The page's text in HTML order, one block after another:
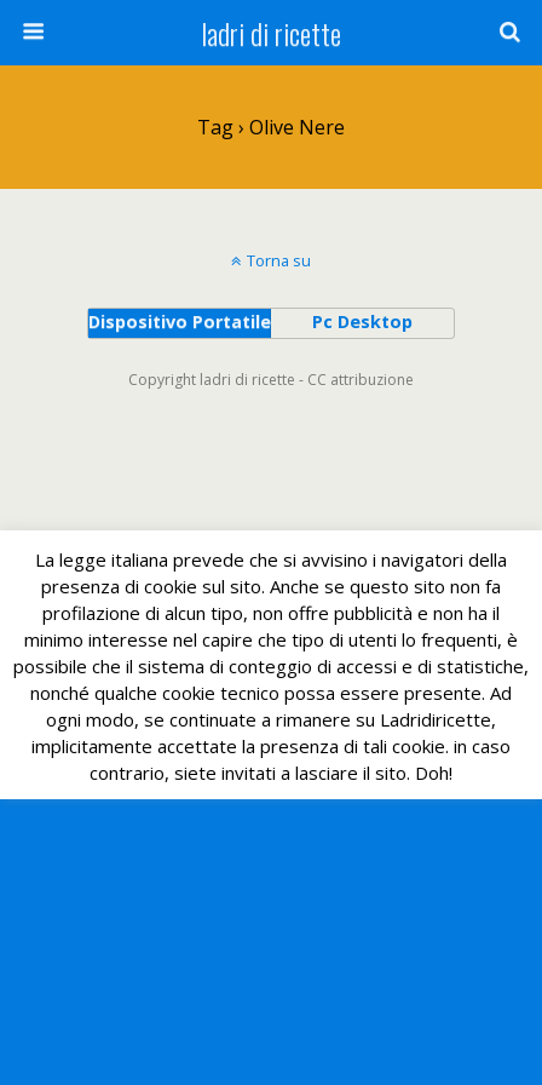
ladri di ricette
Tag › Olive Nere
Torna su
Dispositivo Portatile Pc Desktop
Copyright ladri di ricette - CC attribuzione
La legge italiana prevede che si avvisino i navigatori della
presenza di cookie sul sito. Anche se questo sito non fa
profilazione di alcun tipo, non offre pubblicità e non ha il
minimo interesse nel capire che tipo di utenti lo frequenti, è
possibile che il sistema di conteggio di accessi e di statistiche,
nonché qualche cookie tecnico possa essere presente. Ad
ogni modo, se continuate a rimanere su Ladridiricette,
implicitamente accettate la presenza di tali cookie. in caso
contrario, siete invitati a lasciare il sito. Doh!